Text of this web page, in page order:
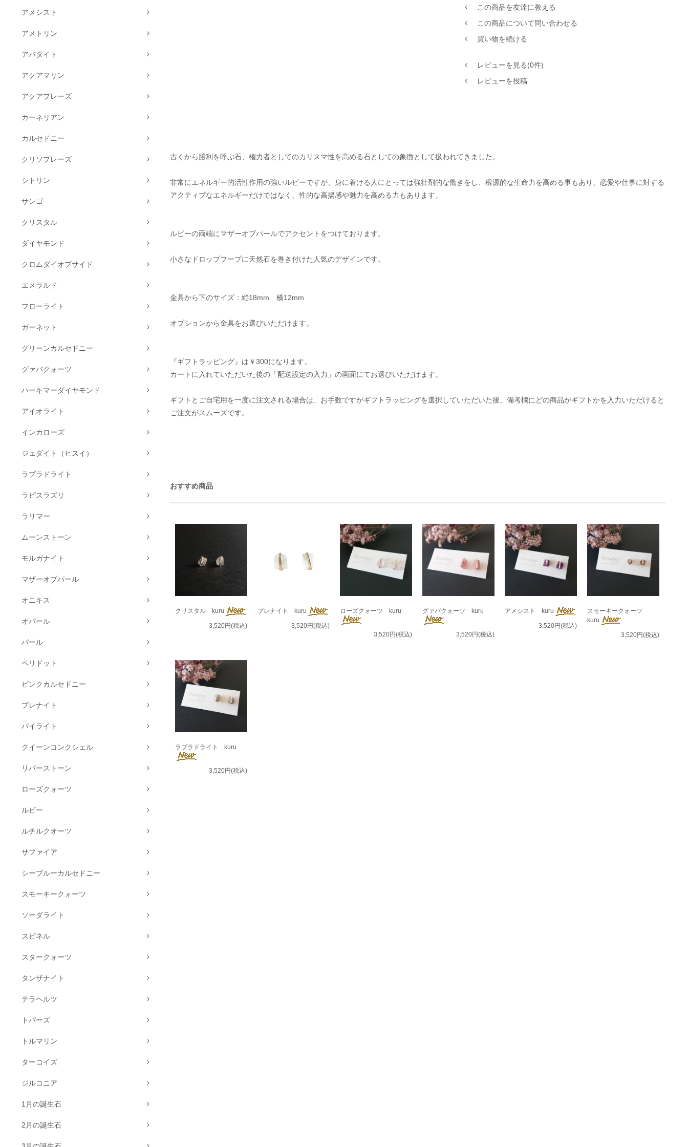
アメシスト
アメトリン
アパタイト
アクアマリン
アクアプレーズ
カーネリアン
カルセドニー
クリソプレーズ
シトリン
サンゴ
クリスタル
ダイヤモンド
クロムダイオプサイド
エメラルド
フローライト
ガーネット
グリーンカルセドニー
グァバクォーツ
ハーキマーダイヤモンド
アイオライト
インカローズ
ジェダイト（ヒスイ）
ラブラドライト
ラピスラズリ
ラリマー
ムーンストーン
モルガナイト
マザーオブパール
オニキス
オパール
パール
ペリドット
ピンクカルセドニー
プレナイト
パイライト
クイーンコンクシェル
リバーストーン
ローズクォーツ
ルビー
ルチルクオーツ
サファイア
シーブルーカルセドニー
スモーキークォーツ
ソーダライト
スピネル
スタークォーツ
タンザナイト
テラヘルツ
トパーズ
トルマリン
ターコイズ
ジルコニア
1月の誕生石
2月の誕生石
この商品を友達に教える
この商品について問い合わせる
買い物を続ける
レビューを見る(0件)
レビューを投稿
古くから勝利を呼ぶ石、権力者としてのカリスマ性を高める石としての象徴として扱われてきました。
非常にエネルギー的活性作用の強いルビーですが、身に着ける人にとっては強壮剤的な働きをし、根源的な生命力を高める事もあり、恋愛や仕事に対する
アクティブなエネルギーだけではなく、性的な高揚感や魅力を高める力もあります。
ルビーの両端にマザーオブパールでアクセントをつけております。
小さなドロップフープに天然石を巻き付けた人気のデザインです。
金具から下のサイズ：縦18mm 横12mm
オプションから金具をお選びいただけます。
『ギフトラッピング』は￥300になります。
カートに入れていただいた後の「配送設定の入力」の画面にてお選びいただけます。
ギフトとご自宅用を一度に注文される場合は、お手数ですがギフトラッピングを選択していただいた後、備考欄にどの商品がギフトかを入力いただけると
ご注文がスムーズです。
おすすめ商品
クリスタル kuru
3,520円(税込)
プレナイト kuru
3,520円(税込)
ローズクォーツ kuru
3,520円(税込)
グァバクォーツ kuru
3,520円(税込)
アメシスト kuru
3,520円(税込)
スモーキークォーツ
kuru
3,520円(税込)
ラブラドライト kuru
3,520円(税込)